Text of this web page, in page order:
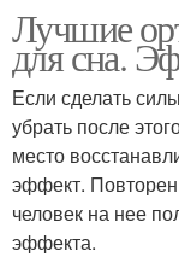
Подушка
Подушка для
Лучшие
для сна.
Если сделать
убрать после
место
эффект.
человек на нее
эффекта.